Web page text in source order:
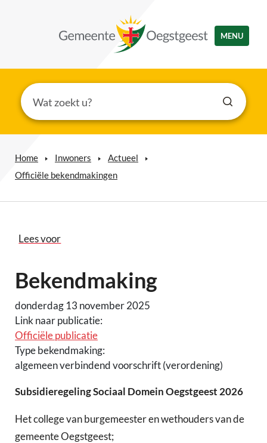
MENU
Home Inwoners
Actueel
Officiële bekendmakingen
Lees voor
Bekendmaking
donderdag 13 november 2025
Link naar publicatie:
Officiële publicatie
Type bekendmaking:
algemeen verbindend voorschrift (verordening)
Subsidieregeling Sociaal Domein Oegstgeest 2026
Het college van burgemeester en wethouders van de
gemeente Oegstgeest;